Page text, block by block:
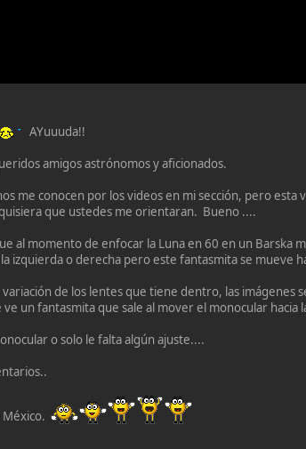
AYuuuda!!
amigos astrónomos y aficionados.
me conocen por los videos en mi sección, pero
que ustedes me orientaran. Bueno ....
al momento de enfocar la Luna en 60 en un
izquierda o derecha pero este fantasmita se mueve
variación de los lentes que tiene dentro, las imágenes
ve un fantasmita que sale al mover el monocular
o solo le falta algún ajuste....
México.